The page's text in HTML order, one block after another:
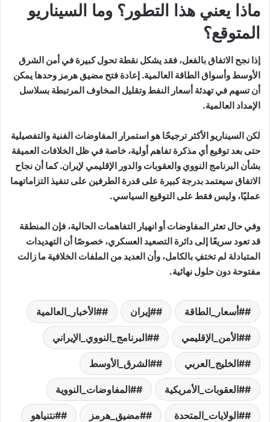
ماذا يعني هذا التطور؟ وما السيناريو
المتوقع؟
إذا نجح الاتفاق بالفعل، فقد يشكل نقطة تحول كبيرة في أمن الشرق
الأوسط وأسواق الطاقة العالمية. إعادة فتح مضيق هرمز وحدها يمكن
أن تسهم في تهدئة أسعار النفط وتقليل المخاوف المرتبطة بسلاسل
الإمداد العالمية.
لكن السيناريو الأكثر ترجيحًا هو استمرار المفاوضات الفنية والتفصيلية
حتى بعد توقيع أي مذكرة تفاهم أولية، خاصة في ظل الخلافات العميقة
بشأن البرنامج النووي والعقوبات والدور الإقليمي لإيران. كما أن نجاح
الاتفاق سيعتمد بدرجة كبيرة على قدرة الطرفين على تنفيذ التزاماتهما
عمليًا، وليس فقط على التوقيع السياسي.
وفي حال تعثر المفاوضات أو انهيار التفاهمات الحالية، فإن المنطقة
قد تعود سريعًا إلى دائرة التصعيد العسكري، خصوصًا أن التهديدات
المتبادلة لم تختفِ بالكامل، وأن العديد من الملفات الخلافية ما زالت
مفتوحة دون حلول نهائية.
#أسعار_الطاقة #إيران #الأخبار_العالمية
#الأمن_الإقليمي #البرنامج_النووي_الإيراني
#الخليج_العربي #الشرق_الأوسط
#العقوبات_الأمريكية #المفاوضات_النووية
#الولايات_المتحدة #مضيق_هرمز #نتنياهو